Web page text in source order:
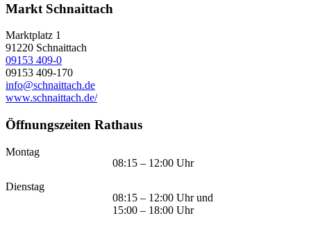
Markt Schnaittach
Marktplatz 1
91220 Schnaittach
09153 409-0
09153 409-170
info@schnaittach.de
www.schnaittach.de/
Öffnungszeiten Rathaus
Montag
08:15 – 12:00 Uhr
Dienstag
08:15 – 12:00 Uhr und
15:00 – 18:00 Uhr